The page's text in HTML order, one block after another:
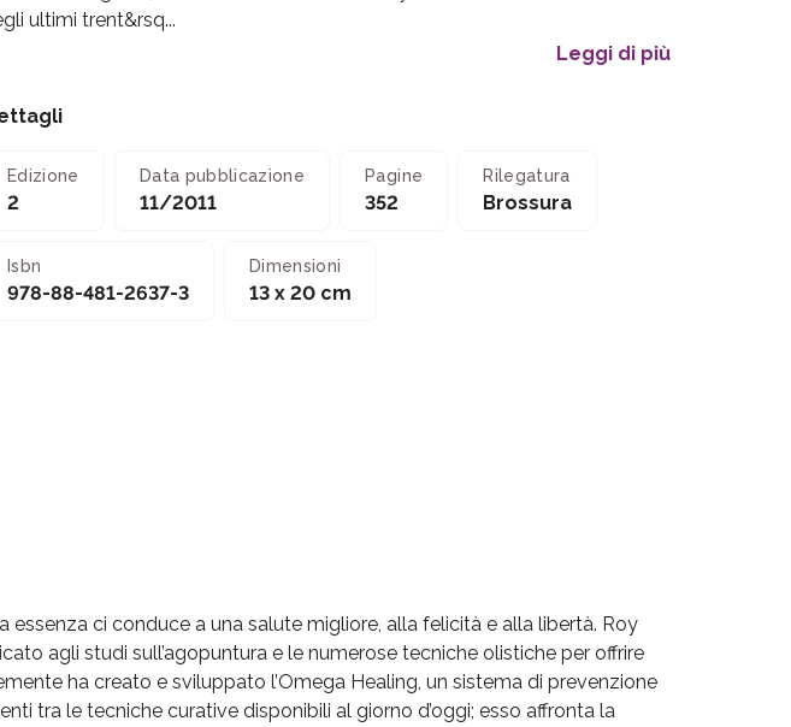
ultimi trent&rsq...
Leggi di più
Edizione
2
Data pubblicazione
11/2011
Pagine
352
Rilegatura
Brossura
Isbn
978-88-481-2637-3
Dimensioni
13 x 20 cm
ci conduce a una salute migliore, alla felicità e alla libertà. Roy
agli studi sull’agopuntura e le numerose tecniche olistiche per offrire
ha creato e sviluppato l’Omega Healing, un sistema di prevenzione
tra le tecniche curative disponibili al giorno d’oggi; esso affronta la